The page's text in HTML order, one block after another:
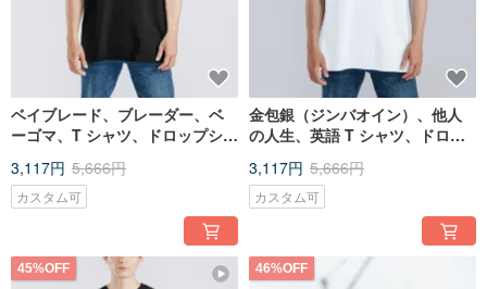
ベイブレード、ブレーダー、ベ
ーゴマ、T シャツ、ドロップショ
リカ綿 100%、黒 T
3,117円 5,666円
カスタム可
金包銀（ジンバオイン）、他人
の人生、英語 T シャツ、ドロッ
ズ、アメリカンコットン T シャ
ツ、白 T
3,117円 5,666円
カスタム可
45%OFF 46%OFF